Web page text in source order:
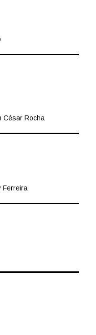
César Rocha
Ferreira